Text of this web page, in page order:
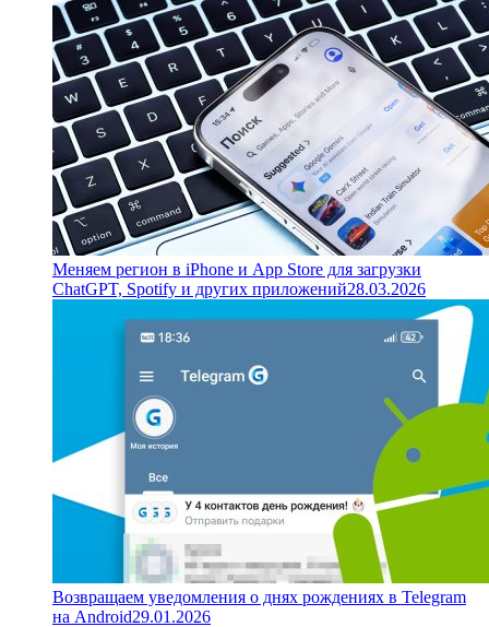
Меняем регион в iPhone и App Store для загрузки
ChatGPT, Spotify и других приложений28.03.2026
Возвращаем уведомления о днях рождениях в Telegram
на Android29.01.2026